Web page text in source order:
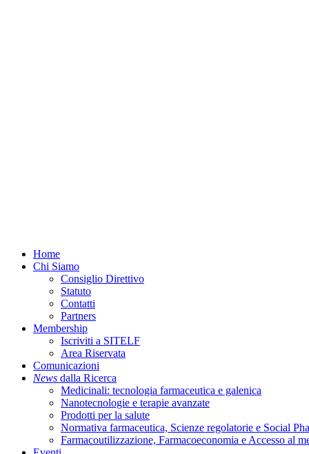
Menu
Home
Chi Siamo
Consiglio Direttivo
Statuto
Contatti
Partners
Membership
Iscriviti a SITELF
Area Riservata
Comunicazioni
News dalla Ricerca
Medicinali: tecnologia farmaceutica e galenica
Nanotecnologie e terapie avanzate
Prodotti per la salute
Normativa farmaceutica, Scienze regolatorie e Social
Farmacoutilizzazione, Farmacoeconomia e Accesso al